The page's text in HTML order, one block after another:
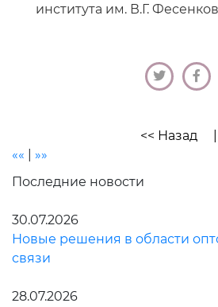
института им. В.Г.
<< Назад
««
»»
Последние новости
30.07.2026
Новые решения в области
связи
28.07.2026